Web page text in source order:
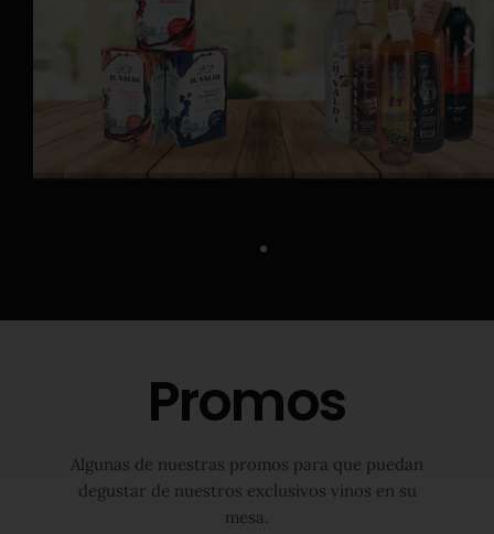
Promos
Algunas de nuestras promos para que puedan
degustar de nuestros exclusivos vinos en su
mesa.